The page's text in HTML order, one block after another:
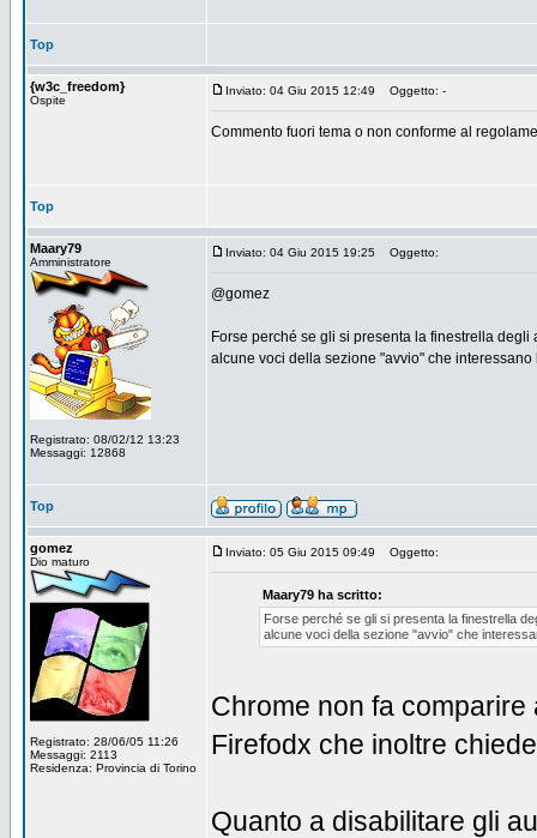
Top
{w3c_freedom}
Ospite
Inviato: 04 Giu 2015 12:49 Oggetto: -
Commento fuori tema o non conforme al
Top
Maary79
Amministratore
Registrato: 08/02/12 13:23
Messaggi: 12868
Inviato: 04 Giu 2015 19:25 Oggetto:
@gomez
Forse perché se gli si presenta la finestrella
alcune voci della sezione "avvio" che interessano
Top
gomez
Dio maturo
Registrato: 28/06/05 11:26
Messaggi: 2113
Residenza: Provincia di Torino
Inviato: 05 Giu 2015 09:49 Oggetto:
Maary79 ha scritto:
Forse perché se gli si presenta la finestrella
alcune voci della sezione "avvio" che
Chrome non fa
Firefodx che inoltre
Quanto a disabilitare gli